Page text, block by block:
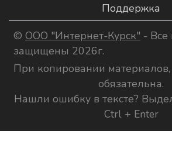
Поддержка
© ООО "Интернет-Курск" - Все
защищены 2026г.
При копировании материалов,
обязательна.
Нашли ошибку в тексте?
Ctrl + Enter